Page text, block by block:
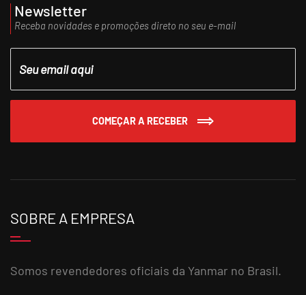
Newsletter
Receba novidades e promoções direto no seu e-mail
COMEÇAR A RECEBER
SOBRE A EMPRESA
Somos revendedores oficiais da Yanmar no Brasil.